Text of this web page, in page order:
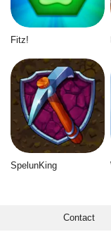
Fitz!
SpelunKing
Contact